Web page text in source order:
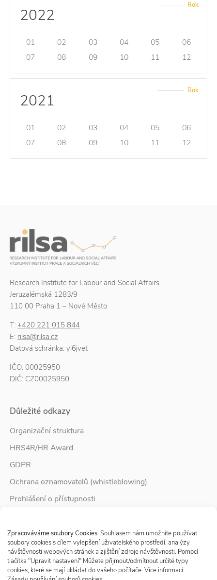
Zpracováváme soubory Cookies. Souhlasem nám umožníte používat
soubory cookies s cílem vylepšení uživatelského prostředí, analýzy
návštěvnosti webových stránek a zjištění zdroje návštěvnosti. Pomocí
tlačítka "Upravit nastavení" Můžete přijmout/odmítnout určité typy
cookies, které se mají ukládat do vašeho počítače. Více informací:
Rok
2022
01 02 03 04 05
06
07
08 09 10 11 12
Rok
2021
01 02 03 04 05
06
07
08 09 10 11 12
Research Institute for Labour and Social Affairs
Jeruzalémská 1283/9
110 00 Praha 1 – Nové Město
T: +420 221 015 844
E: rilsa@rilsa.cz
Datová schránka: yi6jvet
IČO: 00025950
DIČ: CZ00025950
Důležité odkazy
Organizační struktura
HRS4R/HR Award
GDPR
Ochrana oznamovatelů (whistleblowing)
Prohlášení o přístupnosti
Zpravodaj Rodina
Sledujte nás